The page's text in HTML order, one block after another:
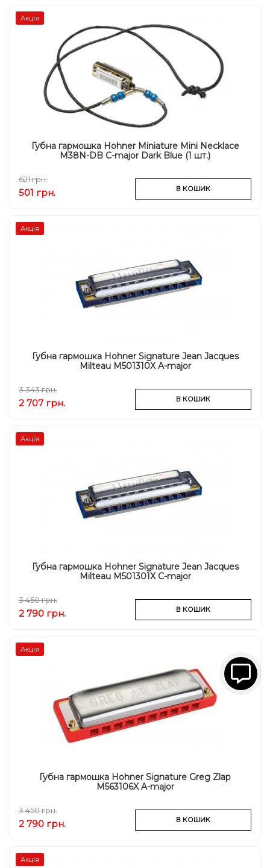
Акція
Губна гармошка Hohner Miniature Mini Necklace
M38N-DB C-major Dark Blue (1 шт.)
621 грн.
501 грн. В КОШИК
Акція
Губна гармошка Hohner Signature Jean Jacques
Milteau M501310X A-major
3 343 грн.
2 707 грн. В КОШИК
Акція
Губна гармошка Hohner Signature Jean Jacques
Milteau M501301X C-major
3 450 грн.
2 790 грн. В КОШИК
Акція
Губна гармошка Hohner Signature Greg Zlap
M563106X A-major
3 450 грн.
2 790 грн. В КОШИК
Акція